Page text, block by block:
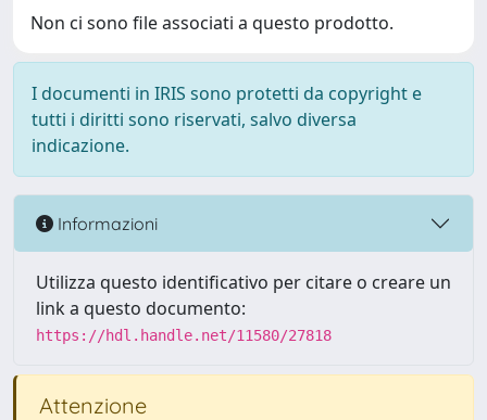
Non ci sono file associati a questo prodotto.
I documenti in IRIS sono protetti da copyright e
tutti i diritti sono riservati, salvo diversa
indicazione.
Informazioni
Utilizza questo identificativo per citare o creare un
link a questo documento:
https://hdl.handle.net/11580/27818
Attenzione